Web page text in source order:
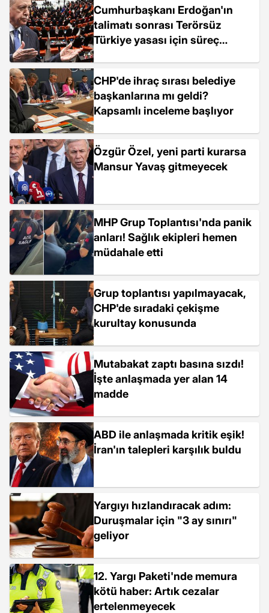
Cumhurbaşkanı Erdoğan'ın
talimatı sonrası Terörsüz
Türkiye yasası için süreç
CHP'de ihraç sırası belediye
başkanlarına mı geldi?
Kapsamlı inceleme başlıyor
Özgür Özel, yeni parti kurarsa
Mansur Yavaş gitmeyecek
MHP Grup Toplantısı'nda panik
anları! Sağlık ekipleri hemen
müdahale etti
Grup toplantısı yapılmayacak,
CHP'de sıradaki çekişme
kurultay konusunda
Mutabakat zaptı basına sızdı!
İşte anlaşmada yer alan 14
madde
ABD ile anlaşmada kritik eşik!
İran'ın talepleri karşılık buldu
Yargıyı hızlandıracak adım:
Duruşmalar için "3 ay sınırı"
geliyor
12. Yargı Paketi'nde memura
kötü haber: Artık cezalar
ertelenmeyecek